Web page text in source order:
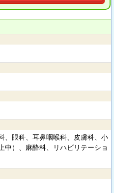
、眼科、耳鼻咽喉科、皮膚科、小
中）、麻酔科、リハビリテーショ